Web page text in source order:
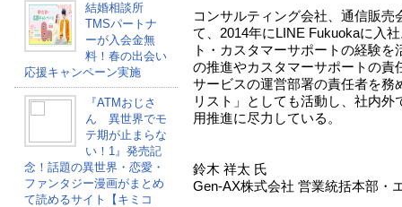
結婚相談所
TMSパートナ
ーが入会金無
料！春の出会い
応援キャンペーン実施
『ATMおじさ
ん 異世界でモ
テ期が止まらな
い！1』発売記
念！話題の異世界・恋愛・
ファンタジー漫画がまとめ
て読めるサイト【キミコ
コンサルティング会社、通信販売
て、2014年にLINE Fukuokaに入
ト・カスタマーサポートの経験
の推進やカスタマーサポートの責
サービスの運営部署の責任者を務
リスト」としても活動し、社内
用推進に尽力している。
鈴木 祥太 氏
Gen-AX株式会社 営業統括本部・